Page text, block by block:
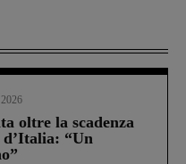
oltre la scadenza
“Un